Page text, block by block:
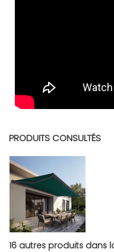
PRODUITS CONSULTÉS
16 autres produits dans